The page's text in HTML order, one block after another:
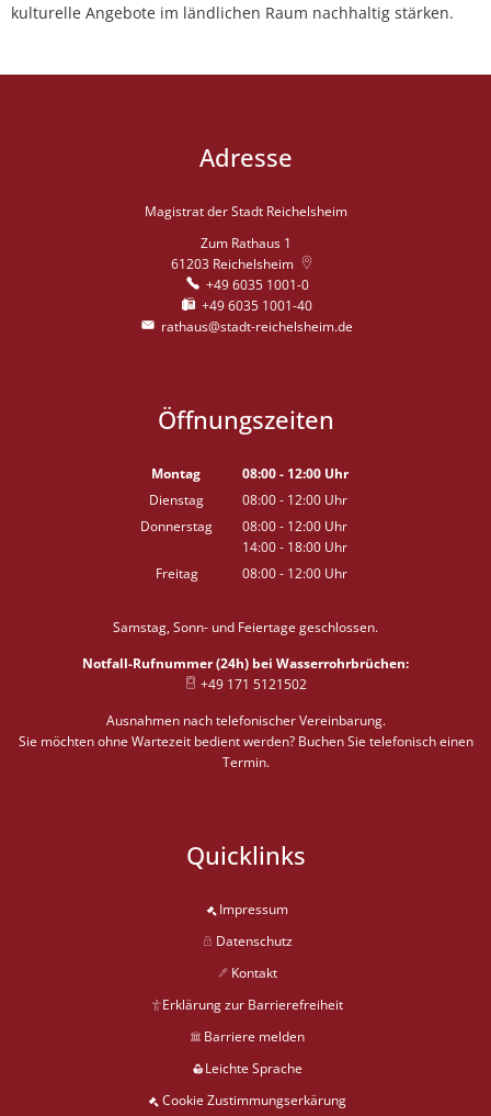
kulturelle Angebote im ländlichen Raum nachhaltig stärken.
Adresse
Magistrat der Stadt Reichelsheim
Zum Rathaus 1
61203 Reichelsheim
+49 6035 1001-0
+49 6035 1001-40
rathaus@stadt-reichelsheim.de
Öffnungszeiten
Montag 08:00- 12:00Uhr
Von 08:00 bis 12:00 Uhr
Dienstag 08:00- 12:00 Uhr
Von 08:00 bis 12:00 Uhr
Donnerstag 08:00- 12:00 Uhr
Von 08:00 bis 12:00 Uhr
14:00- 18:00 Uhr
Von 14:00 bis 18:00 Uhr
Freitag 08:00- 12:00 Uhr
Samstag, Sonn- und Feiertage geschlossen.
Notfall-Rufnummer (24h) bei Wasserrohrbrüchen:
+49 171 5121502
Ausnahmen nach telefonischer Vereinbarung.
Sie möchten ohne Wartezeit bedient werden? Buchen Sie telefonisch einen
Termin.
Quicklinks
Impressum
Datenschutz
Kontakt
Erklärung zur Barrierefreiheit
Barriere melden
Leichte Sprache
Cookie Zustimmungserkärung